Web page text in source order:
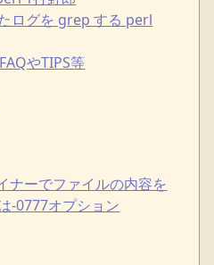
ログを grep する perl
やTIPS等
ーでファイルの内容を
-0777オプション